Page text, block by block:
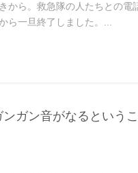
から。救急隊の人たちとの電
ら一旦終了しました。...
ガン音がなるという